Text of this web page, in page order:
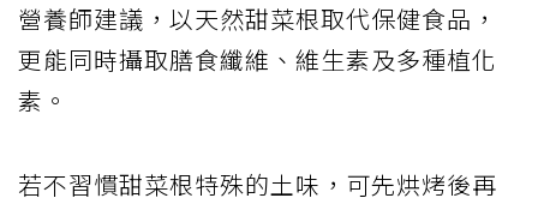
營養師建議，以天然甜菜根取代保健食品，
更能同時攝取膳食纖維、維生素及多種植化
素。
若不習慣甜菜根特殊的土味，可先烘烤後再